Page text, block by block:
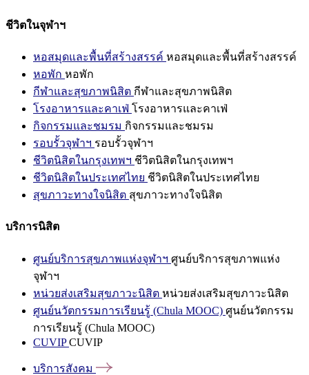
ชีวิตในจุฬาฯ
หอสมุดและพื้นที่สร้างสรรค์ หอสมุดและพื้นที่สร้างสรรค์
หอพัก หอพัก
กีฬาและสุขภาพนิสิต กีฬาและสุขภาพนิสิต
โรงอาหารและคาเฟ่ โรงอาหารและคาเฟ่
กิจกรรมและชมรม กิจกรรมและชมรม
รอบรั้วจุฬาฯ รอบรั้วจุฬาฯ
ชีวิตนิสิตในกรุงเทพฯ ชีวิตนิสิตในกรุงเทพฯ
ชีวิตนิสิตในประเทศไทย ชีวิตนิสิตในประเทศไทย
สุขภาวะทางใจนิสิต สุขภาวะทางใจนิสิต
บริการนิสิต
ศูนย์บริการสุขภาพแห่งจุฬาฯ ศูนย์บริการสุขภาพแห่ง
จุฬาฯ
หน่วยส่งเสริมสุขภาวะนิสิต หน่วยส่งเสริมสุขภาวะนิสิต
ศูนย์นวัตกรรมการเรียนรู้ (Chula MOOC) ศูนย์นวัตกรรม
การเรียนรู้ (Chula MOOC)
CUVIPCUVIP
บริการสังคม